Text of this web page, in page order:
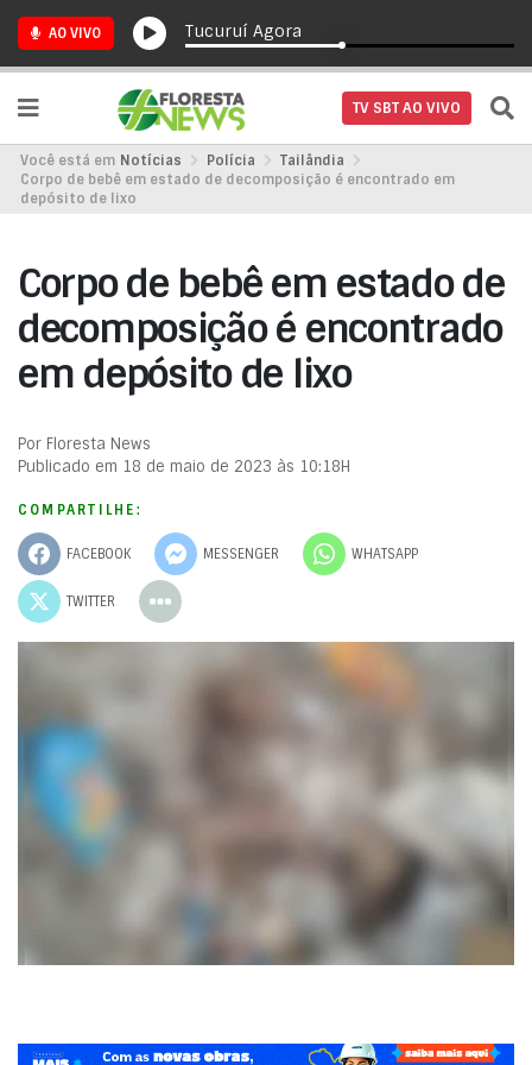
AO VIVO Tucuruí Agora
TV SBT AO VIVO
Você está em Notícias Polícia
Tailândia
Corpo de bebê em estado de decomposição é encontrado em
depósito de lixo
Corpo de bebê em estado de
decomposição é encontrado
em depósito de lixo
Por Floresta News
Publicado em 18 de maio de 2023 às 10:18H
COMPARTILHE:
FACEBOOK MESSENGER WHATSAPP
TWITTER